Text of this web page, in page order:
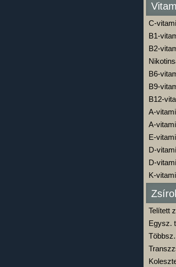
C-
B1-
B2-
B6-
B9-
B12-
A-
A-
E-
D-
D-
K-
Telített
Egysz.